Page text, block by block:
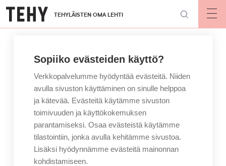
Hyppää
pääsisältöön
TEHYLÄISTEN OMA LEHTI
Sopiiko evästeiden käyttö?
Verkkopalvelumme hyödyntää evästeitä. Niiden
avulla sivuston käyttäminen on sinulle helppoa
ja kätevää. Evästeitä käytämme sivuston
toimivuuden ja käyttökokemuksen
parantamiseksi. Osaa evästeistä käytämme
tilastointiin, jonka avulla kehitämme sivustoa.
Lisäksi hyödynnämme evästeitä mainonnan
kohdistamiseen.